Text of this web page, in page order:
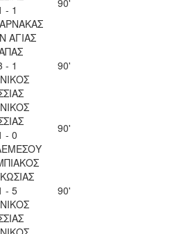
- 1
90'
ΑΓΙΑΣ
- 1
90'
- 0
90'
- 5
90'